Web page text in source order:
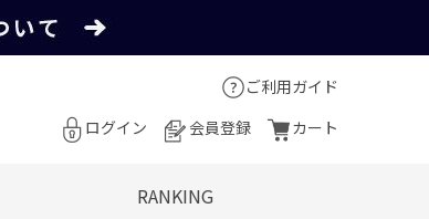
ご利用ガイド
ログイン
会員登録 カート
RANKING